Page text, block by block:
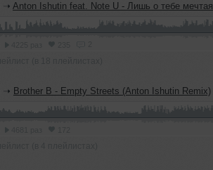
➝ Anton Ishutin feat. Note U - Лишь о тебе мечтая
➝ Brother B - Empty Streets (Anton Ishutin Remix)